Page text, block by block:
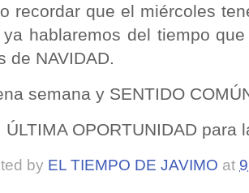
recordar que el miércoles
hablaremos del tiempo
de NAVIDAD.
semana y SENTIDO
ÚLTIMA OPORTUNIDAD para
by EL TIEMPO DE JAVIMO at